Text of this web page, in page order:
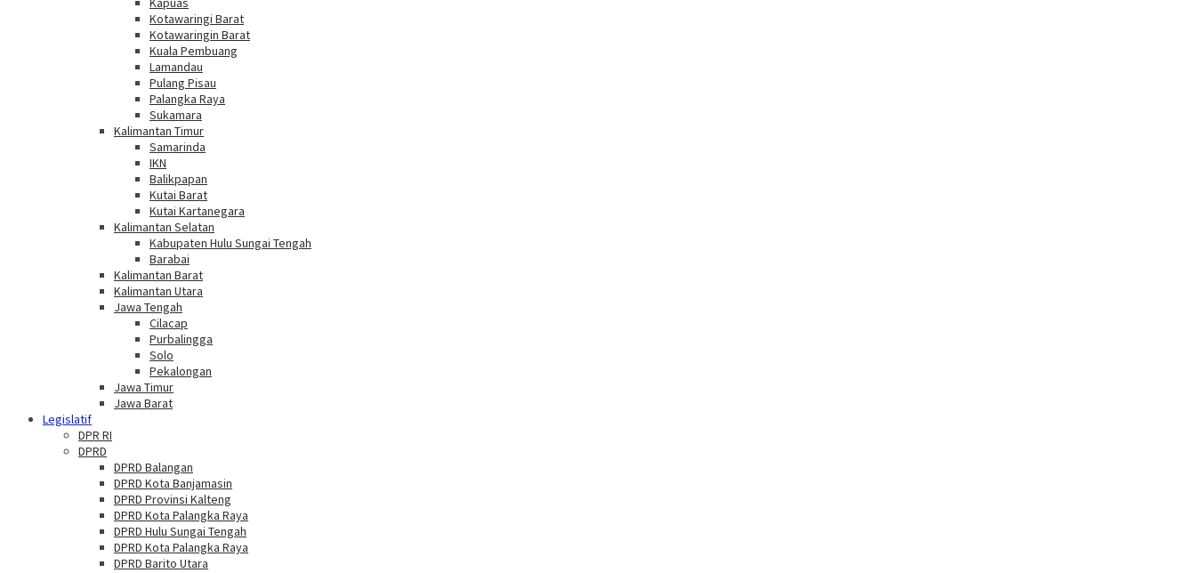
Kotawaringi Barat
Kotawaringin Barat
Kuala Pembuang
Lamandau
Pulang Pisau
Palangka Raya
Sukamara
Kalimantan Timur
Samarinda
IKN
Balikpapan
Kutai Barat
Kutai Kartanegara
Kalimantan Selatan
Kabupaten Hulu Sungai Tengah
Barabai
Kalimantan Barat
Kalimantan Utara
Jawa Tengah
Cilacap
Purbalingga
Solo
Pekalongan
Jawa Timur
Jawa Barat
Legislatif
DPR RI
DPRD
DPRD Balangan
DPRD Kota Banjamasin
DPRD Provinsi Kalteng
DPRD Kota Palangka Raya
DPRD Hulu Sungai Tengah
DPRD Kota Palangka Raya
DPRD Barito Utara